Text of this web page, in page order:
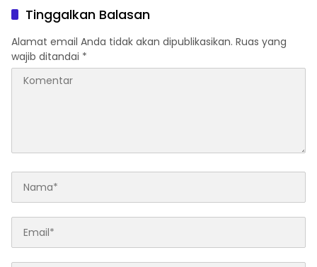
Tinggalkan Balasan
Alamat email Anda tidak akan dipublikasikan. Ruas yang
wajib ditandai *